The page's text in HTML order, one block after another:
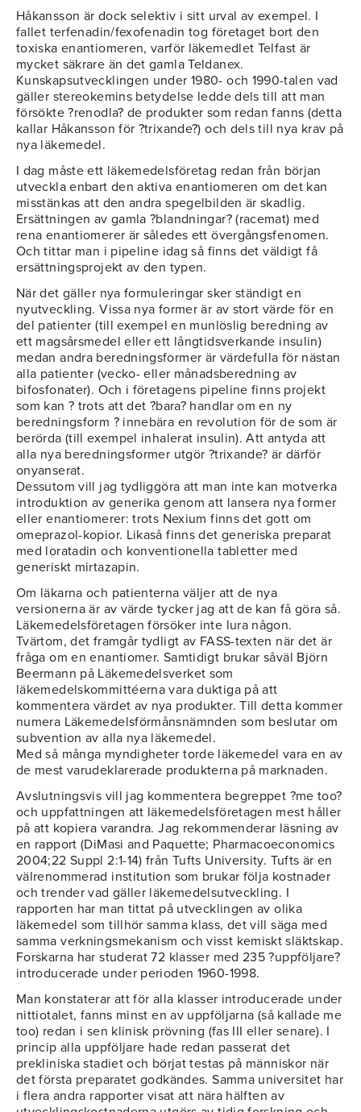
Håkansson är dock selektiv i sitt urval av exempel. I
fallet terfenadin/fexofenadin tog företaget bort den
toxiska enantiomeren, varför läkemedlet Telfast är
mycket säkrare än det gamla Teldanex.
Kunskapsutvecklingen under 1980- och 1990-talen vad
gäller stereokemins betydelse ledde dels till att man
försökte ?renodla? de produkter som redan fanns (detta
kallar Håkansson för ?trixande?) och dels till nya krav på
nya läkemedel.
I dag måste ett läkemedelsföretag redan från början
utveckla enbart den aktiva enantiomeren om det kan
misstänkas att den andra spegelbilden är skadlig.
Ersättningen av gamla ?blandningar? (racemat) med
rena enantiomerer är således ett övergångsfenomen.
Och tittar man i pipeline idag så finns det väldigt få
ersättningsprojekt av den typen.
När det gäller nya formuleringar sker ständigt en
nyutveckling. Vissa nya former är av stort värde för en
del patienter (till exempel en munlöslig beredning av
ett magsårsmedel eller ett långtidsverkande insulin)
medan andra beredningsformer är värdefulla för nästan
alla patienter (vecko- eller månadsberedning av
bifosfonater). Och i företagens pipeline finns projekt
som kan ? trots att det ?bara? handlar om en ny
beredningsform ? innebära en revolution för de som är
berörda (till exempel inhalerat insulin). Att antyda att
alla nya beredningsformer utgör ?trixande? är därför
onyanserat.
Dessutom vill jag tydliggöra att man inte kan motverka
introduktion av generika genom att lansera nya former
eller enantiomerer: trots Nexium finns det gott om
omeprazol-kopior. Likaså finns det generiska preparat
med loratadin och konventionella tabletter med
generiskt mirtazapin.
Om läkarna och patienterna väljer att de nya
versionerna är av värde tycker jag att de kan få göra så.
Läkemedelsföretagen försöker inte lura någon.
Tvärtom, det framgår tydligt av FASS-texten när det är
fråga om en enantiomer. Samtidigt brukar såväl Björn
Beermann på Läkemedelsverket som
läkemedelskommittéerna vara duktiga på att
kommentera värdet av nya produkter. Till detta kommer
numera Läkemedelsförmånsnämnden som beslutar om
subvention av alla nya läkemedel.
Med så många myndigheter torde läkemedel vara en av
de mest varudeklarerade produkterna på marknaden.
Avslutningsvis vill jag kommentera begreppet ?me too?
och uppfattningen att läkemedelsföretagen mest håller
på att kopiera varandra. Jag rekommenderar läsning av
en rapport (DiMasi and Paquette; Pharmacoeconomics
2004;22 Suppl 2:1-14) från Tufts University. Tufts är en
välrenommerad institution som brukar följa kostnader
och trender vad gäller läkemedelsutveckling. I
rapporten har man tittat på utvecklingen av olika
läkemedel som tillhör samma klass, det vill säga med
samma verkningsmekanism och visst kemiskt släktskap.
Forskarna har studerat 72 klasser med 235 ?uppföljare?
introducerade under perioden 1960-1998.
Man konstaterar att för alla klasser introducerade under
nittiotalet, fanns minst en av uppföljarna (så kallade me
too) redan i sen klinisk prövning (fas III eller senare). I
princip alla uppföljare hade redan passerat det
prekliniska stadiet och börjat testas på människor när
det första preparatet godkändes. Samma universitet har
i flera andra rapporter visat att nära hälften av